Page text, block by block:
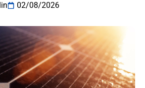
02/08/2026